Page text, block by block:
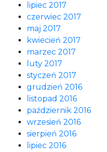
lipiec 2017
czerwiec 2017
maj 2017
kwiecień 2017
marzec 2017
luty 2017
styczeń 2017
grudzień 2016
listopad 2016
październik 2016
wrzesień 2016
sierpień 2016
lipiec 2016